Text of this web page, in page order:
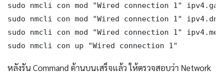
sudo nmcli con mod "Wired connection 1"
sudo nmcli con mod "Wired connection 1"
sudo nmcli con mod "Wired connection 1"
sudo nmcli con up "Wired connection 1"
หลังรัน Command ด้านบนเสร็จแล้ว ให้ตรวจสอบว่า Network